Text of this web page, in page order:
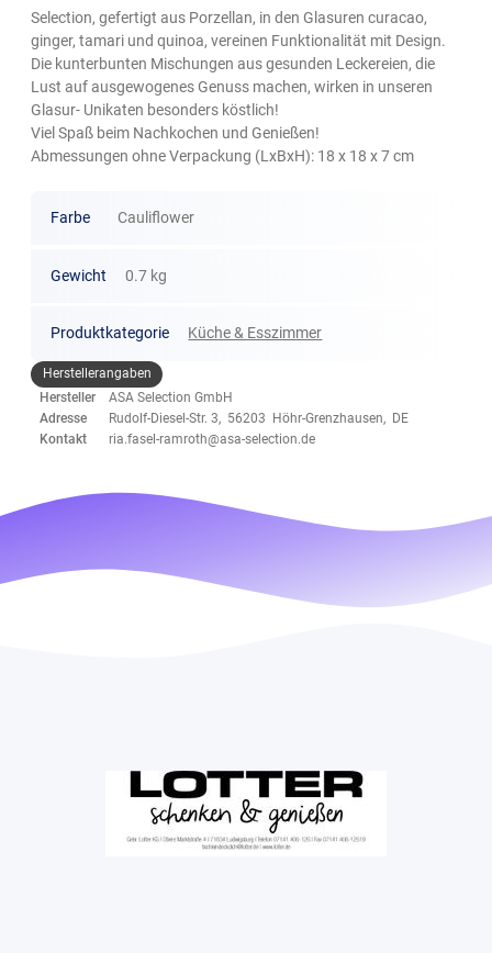
Selection, gefertigt aus Porzellan, in den Glasuren curacao,
ginger, tamari und quinoa, vereinen Funktionalität mit Design.
Die kunterbunten Mischungen aus gesunden Leckereien, die
Lust auf ausgewogenes Genuss machen, wirken in unseren
Glasur- Unikaten besonders köstlich!
Viel Spaß beim Nachkochen und Genießen!
Abmessungen ohne Verpackung (LxBxH): 18 x 18 x 7 cm
Farbe Cauliflower
Gewicht 0.7 kg
Produktkategorie Küche & Esszimmer
Herstellerangaben
Hersteller
ASA Selection GmbH
Adresse
Rudolf-Diesel-Str. 3, 56203 Höhr-Grenzhausen, DE
Kontakt
ria.fasel-ramroth@asa-selection.de